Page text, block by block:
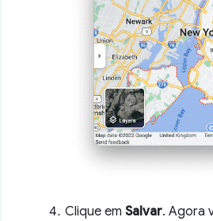
Clique em Salvar. Agora